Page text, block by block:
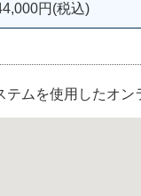
円(税込)
ムを使用したオン